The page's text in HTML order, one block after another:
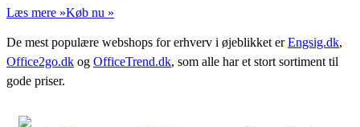
Læs mere »Køb nu »
De mest populære webshops for erhverv i øjeblikket erEngsig.dk,
Office2go.dk og OfficeTrend.dk, som alle har et stort sortiment til
gode priser.